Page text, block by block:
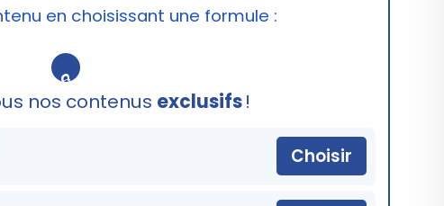
en choisissant une formule :
🔒
nos contenus exclusifs!
Choisir